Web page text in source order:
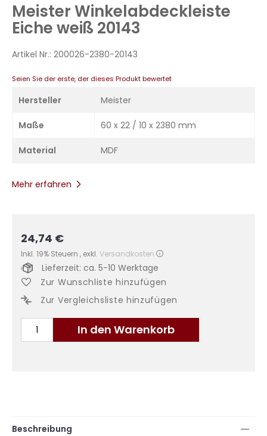
springen
Meister Winkelabdeckleiste
Eiche weiß 20143
Artikel Nr.: 200026-2380-20143
Seien Sie der erste, der dieses Produkt bewertet
Hersteller Meister
Maße 60 x 22 / 10 x 2380 mm
Material MDF
Mehr erfahren
24,74 €
Inkl. 19% Steuern , exkl. Versandkosten
In den Warenkorb
Lieferzeit: ca. 5-10 Werktage
Zur Wunschliste hinzufügen
Zur Vergleichsliste hinzufügen
Beschreibung